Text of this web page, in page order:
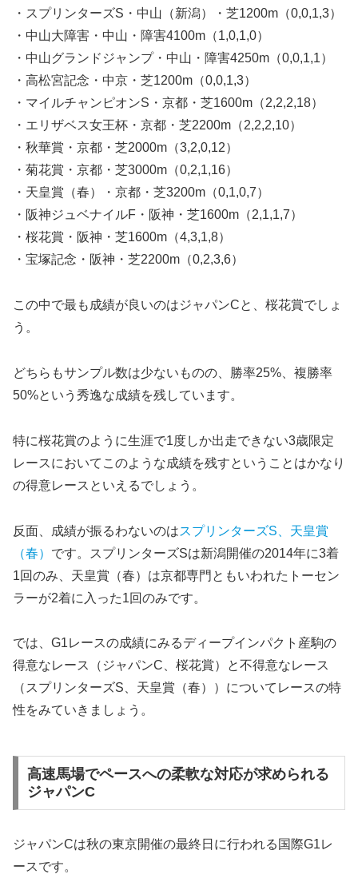
・スプリンターズS・中山（新潟）・芝1200m（0,0,1,3）
・中山大障害・中山・障害4100m（1,0,1,0）
・中山グランドジャンプ・中山・障害4250m（0,0,1,1）
・高松宮記念・中京・芝1200m（0,0,1,3）
・マイルチャンピオンS・京都・芝1600m（2,2,2,18）
・エリザベス女王杯・京都・芝2200m（2,2,2,10）
・秋華賞・京都・芝2000m（3,2,0,12）
・菊花賞・京都・芝3000m（0,2,1,16）
・天皇賞（春）・京都・芝3200m（0,1,0,7）
・阪神ジュベナイルF・阪神・芝1600m（2,1,1,7）
・桜花賞・阪神・芝1600m（4,3,1,8）
・宝塚記念・阪神・芝2200m（0,2,3,6）
この中で最も成績が良いのはジャパンCと、桜花賞でしょ
う。
どちらもサンプル数は少ないものの、勝率25%、複勝率
50%という秀逸な成績を残しています。
特に桜花賞のように生涯で1度しか出走できない3歳限定
レースにおいてこのような成績を残すということはかなり
の得意レースといえるでしょう。
反面、成績が振るわないのはスプリンターズS、天皇賞
（春） です。スプリンターズSは新潟開催の2014年に3着
1回のみ、天皇賞（春）は京都専門ともいわれたトーセン
ラーが2着に入った1回のみです。
では、G1レースの成績にみるディープインパクト産駒の
得意なレース（ジャパンC、桜花賞）と不得意なレース
（スプリンターズS、天皇賞（春））についてレースの特
性をみていきましょう。
高速馬場でペースへの柔軟な対応が求められる
ジャパンC
ジャパンCは秋の東京開催の最終日に行われる国際G1レ
ースです。